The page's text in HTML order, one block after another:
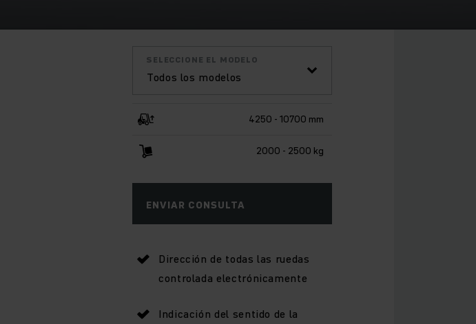
Todos los modelos
SELECCIONE EL MODELO
4250 - 10700 mm
2000 - 2500 kg
ENVIAR CONSULTA
Dirección de todas las ruedas
controlada electrónicamente
Indicación del sentido de la